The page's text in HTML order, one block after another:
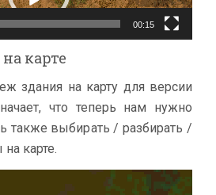
00:15
карте
здания на карту для версии
что теперь нам нужно
также выбирать / разбирать /
карте.